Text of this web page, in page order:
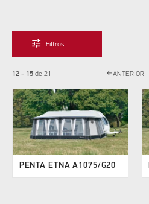
tune Filtros
12 - 15de 21 arrow_backANTERIOR
PENTA ETNA A1075/G20